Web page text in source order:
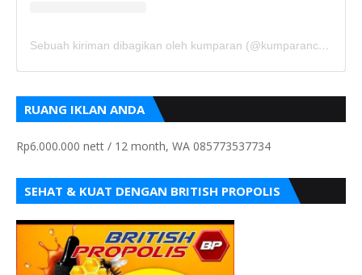
Sebuah kiriman dibagikan oleh kumparan (@kumparancom)
RUANG IKLAN ANDA
Rp6.000.000 nett / 12 month, WA 085773537734
SEHAT & KUAT DENGAN BRITISH PROPOLIS